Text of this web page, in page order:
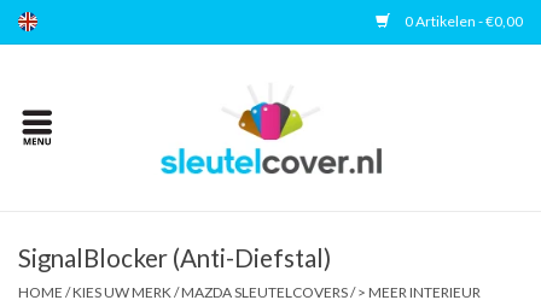
0 Artikelen - €0,00
Home
Accessoires
SignalBlocker (Anti-Diefstal)
HOME /KIES UW MERK /MAZDA SLEUTELCOVERS/> MEER INTERIEUR